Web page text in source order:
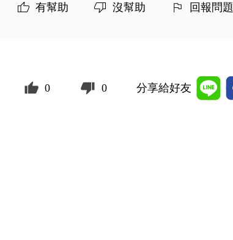
有幫助 沒幫助 回報問題
0 0 分享給好友